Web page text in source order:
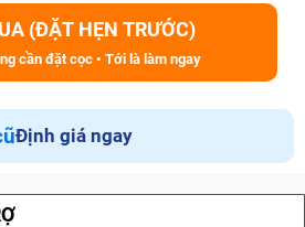
(ĐẶT HẸN TRƯỚC)
cần đặt cọc • Tới là làm ngay
Định giá ngay